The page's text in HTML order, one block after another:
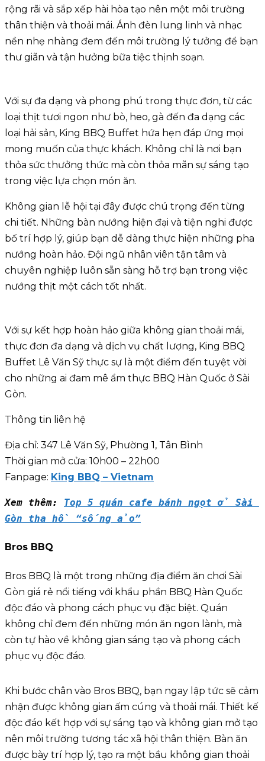
rộng rãi và sắp xếp hài hòa tạo nên một môi trường
thân thiện và thoải mái. Ánh đèn lung linh và nhạc
nền nhẹ nhàng đem đến môi trường lý tưởng để bạn
thư giãn và tận hưởng bữa tiệc thịnh soạn.
Với sự đa dạng và phong phú trong thực đơn, từ các
loại thịt tươi ngon như bò, heo, gà đến đa dạng các
loại hải sản, King BBQ Buffet hứa hẹn đáp ứng mọi
mong muốn của thực khách. Không chỉ là nơi bạn
thỏa sức thưởng thức mà còn thỏa mãn sự sáng tạo
trong việc lựa chọn món ăn.
Không gian lễ hội tại đây được chú trọng đến từng
chi tiết. Những bàn nướng hiện đại và tiện nghi được
bố trí hợp lý, giúp bạn dễ dàng thực hiện những pha
nướng hoàn hảo. Đội ngũ nhân viên tận tâm và
chuyên nghiệp luôn sẵn sàng hỗ trợ bạn trong việc
nướng thịt một cách tốt nhất.
Với sự kết hợp hoàn hảo giữa không gian thoải mái,
thực đơn đa dạng và dịch vụ chất lượng, King BBQ
Buffet Lê Văn Sỹ thực sự là một điểm đến tuyệt vời
cho những ai đam mê ẩm thực BBQ Hàn Quốc ở Sài
Gòn.
Thông tin liên hệ
Địa chỉ: 347 Lê Văn Sỹ, Phường 1, Tân Bình
Thời gian mở cửa: 10h00 – 22h00
Fanpage: King BBQ – Vietnam
Xem thêm: Top 5 quán cafe bánh ngọt ở Sài
Gòn tha hồ “sống ảo”
Bros BBQ
Bros BBQ là một trong những địa điểm ăn chơi Sài
Gòn giá rẻ nổi tiếng với khẩu phần BBQ Hàn Quốc
độc đáo và phong cách phục vụ đặc biệt. Quán
không chỉ đem đến những món ăn ngon lành, mà
còn tự hào về không gian sáng tạo và phong cách
phục vụ độc đáo.
Khi bước chân vào Bros BBQ, bạn ngay lập tức sẽ cảm
nhận được không gian ấm cúng và thoải mái. Thiết kế
độc đáo kết hợp với sự sáng tạo và không gian mở tạo
nên môi trường tương tác xã hội thân thiện. Bàn ăn
được bày trí hợp lý, tạo ra một bầu không gian thoải